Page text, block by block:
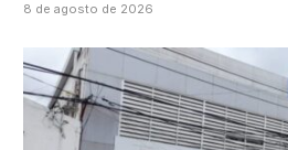
8 de agosto de 2026